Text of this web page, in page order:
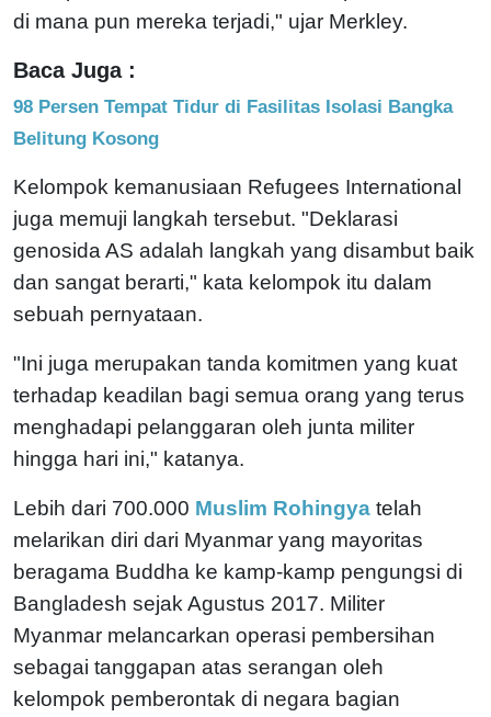
di mana pun mereka terjadi," ujar Merkley.
Baca Juga :
98 Persen Tempat Tidur di Fasilitas Isolasi Bangka
Belitung Kosong
Kelompok kemanusiaan Refugees International
juga memuji langkah tersebut. "Deklarasi
genosida AS adalah langkah yang disambut baik
dan sangat berarti," kata kelompok itu dalam
sebuah pernyataan.
"Ini juga merupakan tanda komitmen yang kuat
terhadap keadilan bagi semua orang yang terus
menghadapi pelanggaran oleh junta militer
hingga hari ini," katanya.
Lebih dari 700.000 Muslim Rohingya telah
melarikan diri dari Myanmar yang mayoritas
beragama Buddha ke kamp-kamp pengungsi di
Bangladesh sejak Agustus 2017. Militer
Myanmar melancarkan operasi pembersihan
sebagai tanggapan atas serangan oleh
kelompok pemberontak di negara bagian